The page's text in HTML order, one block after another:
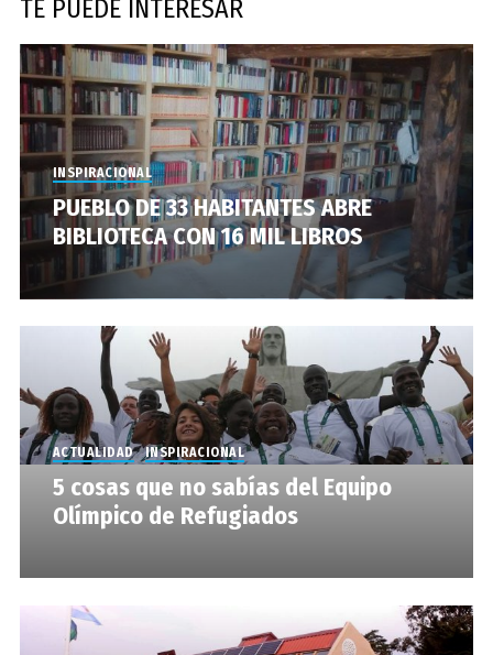
TE PUEDE INTERESAR
INSPIRACIONAL
PUEBLO DE 33 HABITANTES ABRE
BIBLIOTECA CON 16 MIL LIBROS
ACTUALIDAD INSPIRACIONAL
5 cosas que no sabías del Equipo
Olímpico de Refugiados